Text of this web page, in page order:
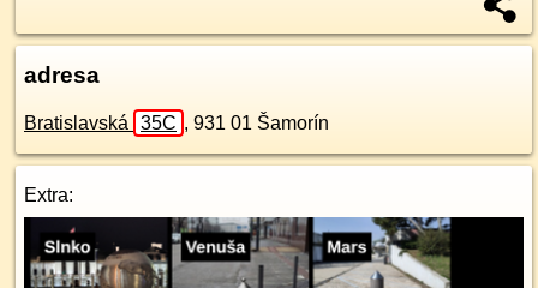
adresa
Bratislavská 35C , 931 01 Šamorín
Extra: